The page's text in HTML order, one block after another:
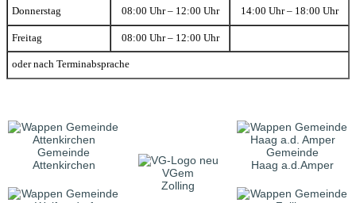
Donnerstag 08:00 Uhr – 12:00 Uhr 14:00 Uhr – 18:00 Uhr
Freitag 08:00 Uhr – 12:00 Uhr
oder nach Terminabsprache
Gemeinde
Attenkirchen
VGem
Zolling
Gemeinde
Haag a.d.Amper